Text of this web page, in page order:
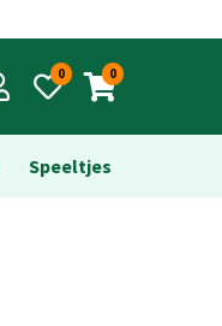
0 0
Speeltjes